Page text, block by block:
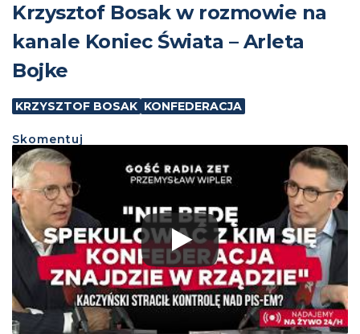
Krzysztof Bosak w rozmowie na
kanale Koniec Świata – Arleta
Bojke
KRZYSZTOF BOSAK KONFEDERACJA
Skomentuj